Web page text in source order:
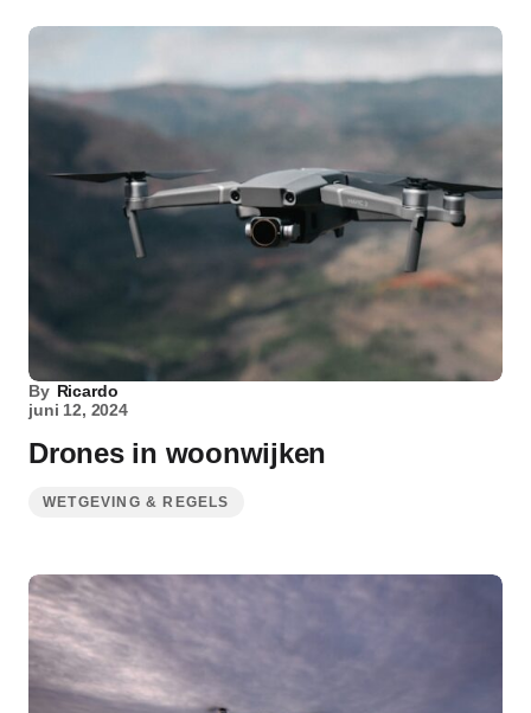
By Ricardo
juni 12, 2024
Drones in woonwijken
WETGEVING & REGELS